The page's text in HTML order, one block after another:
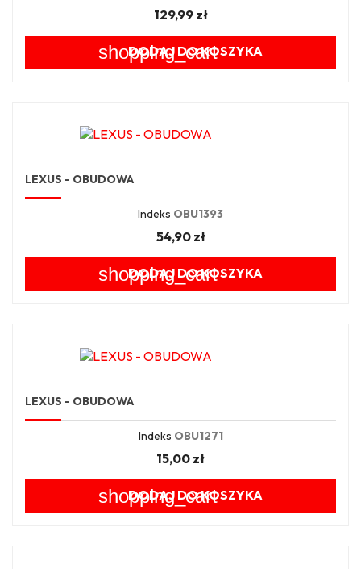
129,99 zł
shopping_cart
DODAJ DO KOSZYKA
LEXUS - OBUDOWA
Indeks OBU1393
54,90 zł
shopping_cart
DODAJ DO KOSZYKA
LEXUS - OBUDOWA
Indeks OBU1271
15,00 zł
shopping_cart
DODAJ DO KOSZYKA